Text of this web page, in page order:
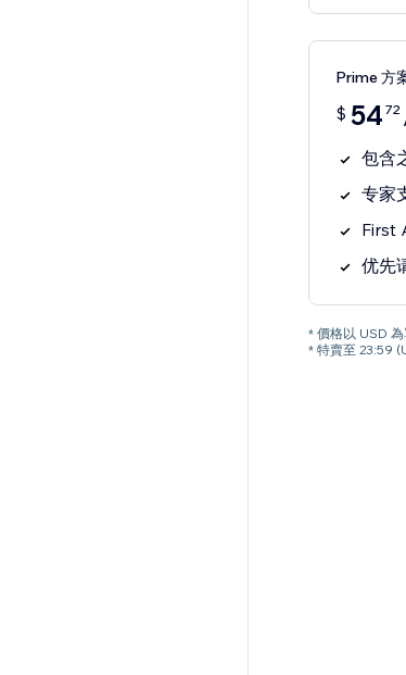
Prime 方
$ 54 72
包含
专家
First
优先
* 價格以 USD 為
* 特賣至 23:59